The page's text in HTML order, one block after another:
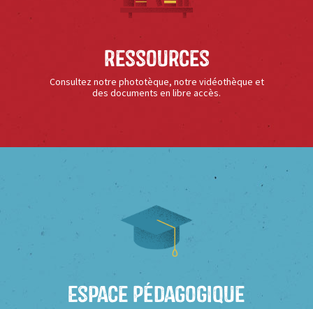
Ressources
Consultez notre phototèque, notre vidéothèque et
des documents en libre accès.
Espace Pédagogique